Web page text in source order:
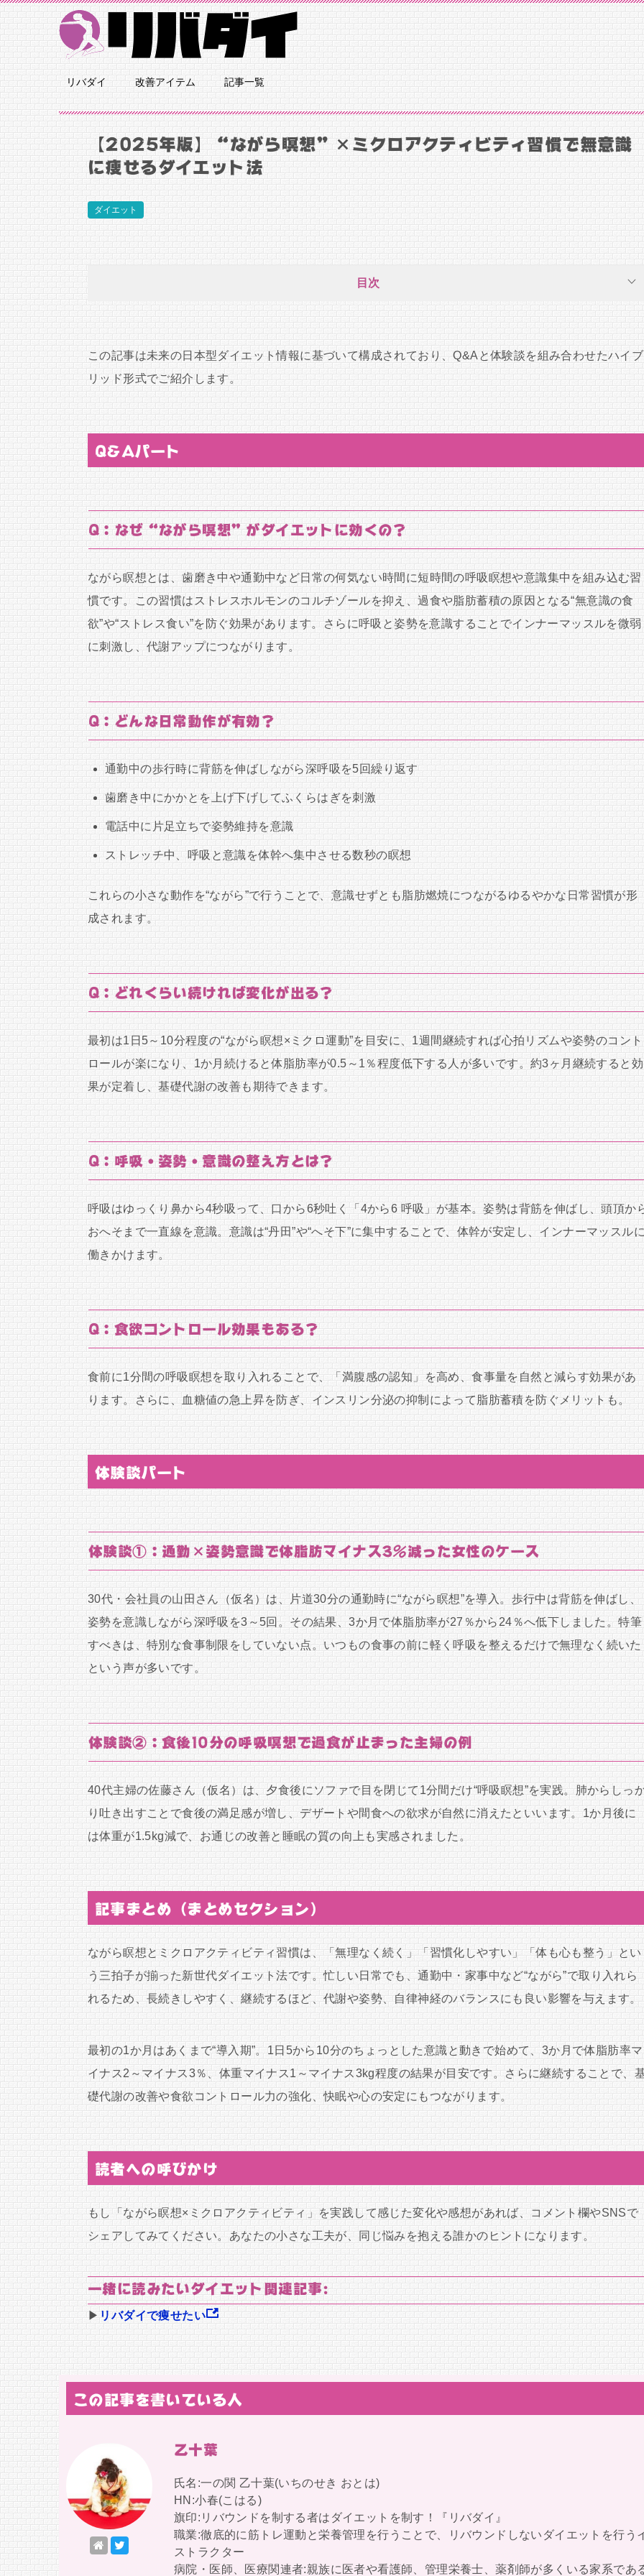
リバダイ 改善アイテム 記事一覧
【2025年版】“ながら瞑想”×ミクロアクティビティ習慣で無意識
に痩せるダイエット法
ダイエット
目次
この記事は未来の日本型ダイエット情報に基づいて構成されており、Q&Aと体験談を組み合わせたハイブ
リッド形式でご紹介します。
Q&Aパート
Q：なぜ“ながら瞑想”がダイエットに効くの？
ながら瞑想とは、歯磨き中や通勤中など日常の何気ない時間に短時間の呼吸瞑想や意識集中を組み込む習
慣です。この習慣はストレスホルモンのコルチゾールを抑え、過食や脂肪蓄積の原因となる“無意識の食
欲”や“ストレス食い”を防ぐ効果があります。さらに呼吸と姿勢を意識することでインナーマッスルを微弱
に刺激し、代謝アップにつながります。
Q：どんな日常動作が有効？
通勤中の歩行時に背筋を伸ばしながら深呼吸を5回繰り返す
歯磨き中にかかとを上げ下げしてふくらはぎを刺激
電話中に片足立ちで姿勢維持を意識
ストレッチ中、呼吸と意識を体幹へ集中させる数秒の瞑想
これらの小さな動作を“ながら”で行うことで、意識せずとも脂肪燃焼につながるゆるやかな日常習慣が形
成されます。
Q：どれくらい続ければ変化が出る？
最初は1日5～10分程度の“ながら瞑想×ミクロ運動”を目安に、1週間継続すれば心拍リズムや姿勢のコント
ロールが楽になり、1か月続けると体脂肪率が0.5～1％程度低下する人が多いです。約3ヶ月継続すると効
果が定着し、基礎代謝の改善も期待できます。
Q：呼吸・姿勢・意識の整え方とは？
呼吸はゆっくり鼻から4秒吸って、口から6秒吐く「4から6 呼吸」が基本。姿勢は背筋を伸ばし、頭頂か
おへそまで一直線を意識。意識は“丹田”や“へそ下”に集中することで、体幹が安定し、インナーマッスル
働きかけます。
Q：食欲コントロール効果もある？
食前に1分間の呼吸瞑想を取り入れることで、「満腹感の認知」を高め、食事量を自然と減らす効果があ
ります。さらに、血糖値の急上昇を防ぎ、インスリン分泌の抑制によって脂肪蓄積を防ぐメリットも。
体験談パート
体験談①：通勤×姿勢意識で体脂肪マイナス3％減った女性のケース
30代・会社員の山田さん（仮名）は、片道30分の通勤時に“ながら瞑想”を導入。歩行中は背筋を伸ばし、
姿勢を意識しながら深呼吸を3～5回。その結果、3か月で体脂肪率が27％から24％へ低下しました。特筆
すべきは、特別な食事制限をしていない点。いつもの食事の前に軽く呼吸を整えるだけで無理なく続いた
という声が多いです。
体験談②：食後10分の呼吸瞑想で過食が止まった主婦の例
40代主婦の佐藤さん（仮名）は、夕食後にソファで目を閉じて1分間だけ“呼吸瞑想”を実践。肺からしっ
り吐き出すことで食後の満足感が増し、デザートや間食への欲求が自然に消えたといいます。1か月後に
は体重が1.5kg減で、お通じの改善と睡眠の質の向上も実感されました。
記事まとめ（まとめセクション）
ながら瞑想とミクロアクティビティ習慣は、「無理なく続く」「習慣化しやすい」「体も心も整う」とい
う三拍子が揃った新世代ダイエット法です。忙しい日常でも、通勤中・家事中など“ながら”で取り入れら
れるため、長続きしやすく、継続するほど、代謝や姿勢、自律神経のバランスにも良い影響を与えます。
最初の1か月はあくまで“導入期”。1日5から10分のちょっとした意識と動きで始めて、3か月で体脂肪率マ
イナス2～マイナス3％、体重マイナス1～マイナス3kg程度の結果が目安です。さらに継続することで、
礎代謝の改善や食欲コントロール力の強化、快眠や心の安定にもつながります。
読者への呼びかけ
もし「ながら瞑想×ミクロアクティビティ」を実践して感じた変化や感想があれば、コメント欄やSNSで
シェアしてみてください。あなたの小さな工夫が、同じ悩みを抱える誰かのヒントになります。
一緒に読みたいダイエット関連記事:
▶ リバダイで痩せたい
この記事を書いている人
乙十葉
氏名:一の関 乙十葉(いちのせき おとは)
HN:小春(こはる)
旗印:リバウンドを制する者はダイエットを制す！『リバダイ』
職業:徹底的に筋トレ運動と栄養管理を行うことで、リバウンドしないダイエットを行う
ストラクター
病院・医師、医療関連者:親族に医者や看護師、管理栄養士、薬剤師が多くいる家系であ